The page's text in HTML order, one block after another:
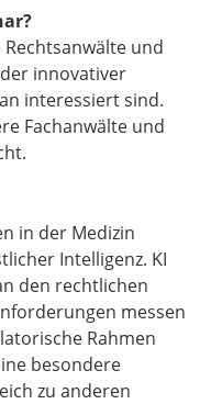
und
innovativer
interessiert sind.
Fachanwälte und
in der Medizin
Intelligenz. KI
den rechtlichen
messen
Rahmen
besondere
zu anderen